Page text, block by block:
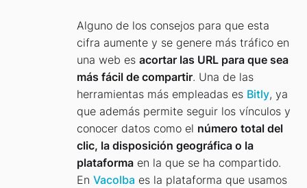
Alguno de los consejos para que esta
cifra aumente y se genere más tráfico en
una web es acortar las URL para que sea
más fácil de compartir. Una de las
herramientas más empleadas es Bitly, ya
que además permite seguir los vínculos y
conocer datos como el número total del
clic, la disposición geográfica o la
plataforma en la que se ha compartido.
En Vacolba es la plataforma que usamos